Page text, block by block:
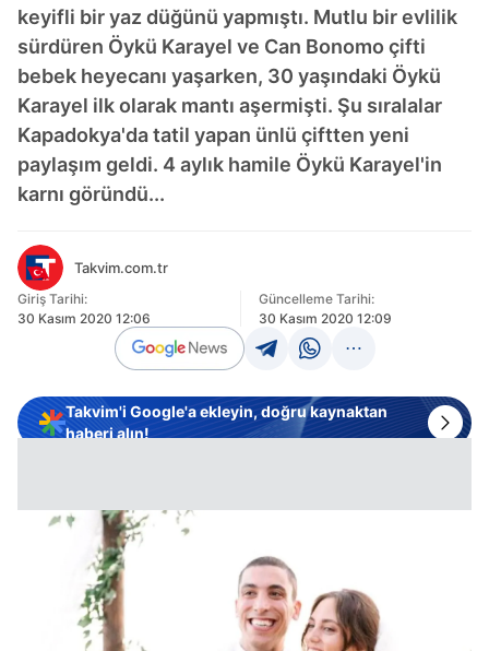
keyifli bir yaz düğünü yapmıştı. Mutlu bir evlilik
sürdüren Öykü Karayel ve Can Bonomo çifti
bebek heyecanı yaşarken, 30 yaşındaki Öykü
Karayel ilk olarak mantı aşermişti. Şu sıralalar
Kapadokya'da tatil yapan ünlü çiftten yeni
paylaşım geldi. 4 aylık hamile Öykü Karayel'in
karnı göründü...
Takvim.com.tr
Giriş Tarihi:
30 Kasım 2020 12:06
Güncelleme Tarihi:
30 Kasım 2020 12:09
Takvim'i Google'a ekleyin, doğru kaynaktan
haberi alın!